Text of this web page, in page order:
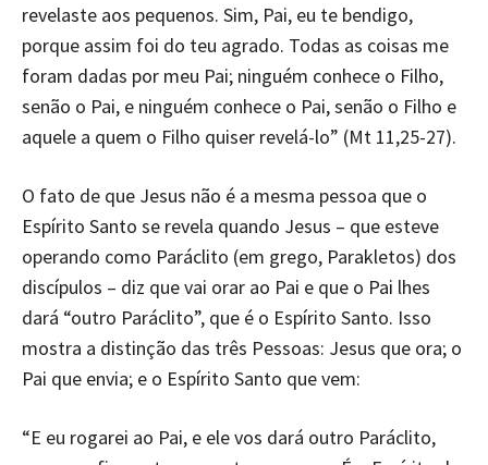
revelaste aos pequenos. Sim, Pai, eu te bendigo,
porque assim foi do teu agrado. Todas as coisas me
foram dadas por meu Pai; ninguém conhece o Filho,
senão o Pai, e ninguém conhece o Pai, senão o Filho e
aquele a quem o Filho quiser revelá-lo” (Mt 11,25-27).
O fato de que Jesus não é a mesma pessoa que o
Espírito Santo se revela quando Jesus – que esteve
operando como Paráclito (em grego, Parakletos) dos
discípulos – diz que vai orar ao Pai e que o Pai lhes
dará “outro Paráclito”, que é o Espírito Santo. Isso
mostra a distinção das três Pessoas: Jesus que ora; o
Pai que envia; e o Espírito Santo que vem:
“E eu rogarei ao Pai, e ele vos dará outro Paráclito,